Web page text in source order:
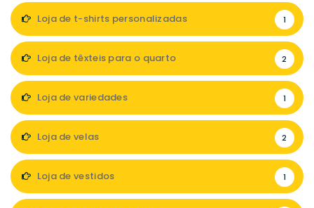
Loja de t-shirts personalizadas 1
Loja de têxteis para o quarto 2
Loja de variedades 1
Loja de velas 2
Loja de vestidos 1